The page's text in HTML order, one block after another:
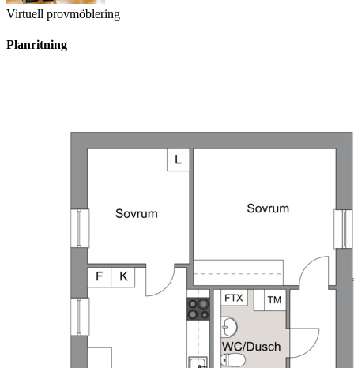
Virtuell provmöblering
Planritning